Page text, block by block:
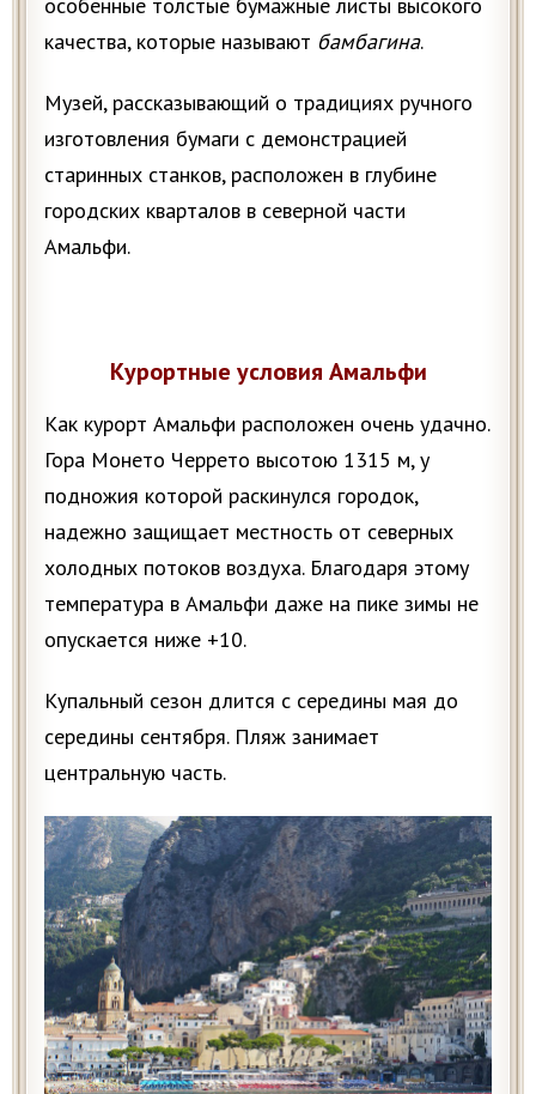
качества, которые называют бамбагина.
Музей, рассказывающий о традициях ручного
изготовления бумаги с демонстрацией
старинных станков, расположен в глубине
городских кварталов в северной части
Амальфи.
Курортные условия Амальфи
Как курорт Амальфи расположен очень удачно.
Гора Монето Черрето высотою 1315 м, у
подножия которой раскинулся городок,
надежно защищает местность от северных
холодных потоков воздуха. Благодаря этому
температура в Амальфи даже на пике зимы не
опускается ниже +10.
Купальный сезон длится с середины мая до
середины сентября. Пляж занимает
центральную часть.